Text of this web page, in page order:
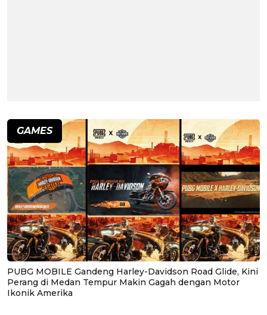
GAMES
PUBG MOBILE Gandeng Harley-Davidson Road Glide, Kini
Perang di Medan Tempur Makin Gagah dengan Motor
Ikonik Amerika